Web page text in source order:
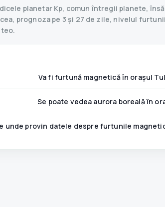
planetar Kp, comun întregii planete,
prognoza pe 3 și 27 de zile, nivelul
Va fi furtună magnetică în orașul
Se poate vedea aurora boreală în
unde provin datele despre furtunile